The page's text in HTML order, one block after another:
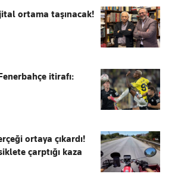
ortama taşınacak!
itirafı:
ortaya çıkardı!
çarptığı kaza